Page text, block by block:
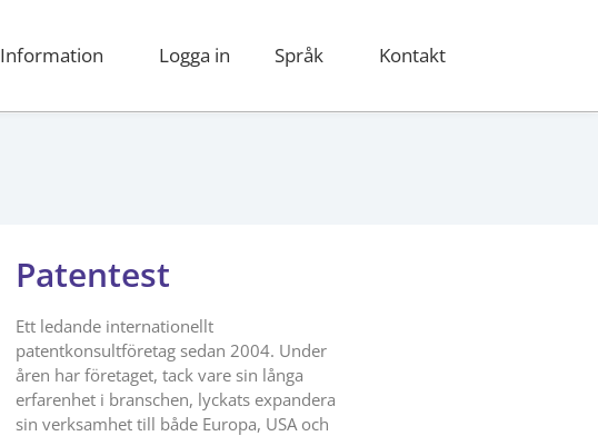
Information Logga in Språk Kontakt
Patentest
Ett ledande internationellt
patentkonsultföretag sedan 2004. Under
åren har företaget, tack vare sin långa
erfarenhet i branschen, lyckats expandera
sin verksamhet till både Europa, USA och